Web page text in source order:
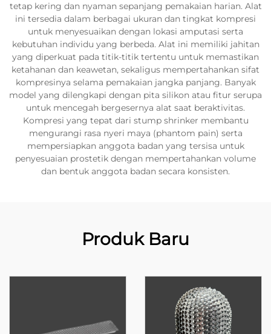
tetap kering dan nyaman sepanjang pemakaian harian. Alat
ini tersedia dalam berbagai ukuran dan tingkat kompresi
untuk menyesuaikan dengan lokasi amputasi serta
kebutuhan individu yang berbeda. Alat ini memiliki jahitan
yang diperkuat pada titik-titik tertentu untuk memastikan
ketahanan dan keawetan, sekaligus mempertahankan sifat
kompresinya selama pemakaian jangka panjang. Banyak
model yang dilengkapi dengan pita silikon atau fitur serupa
untuk mencegah bergesernya alat saat beraktivitas.
Kompresi yang tepat dari stump shrinker membantu
mengurangi rasa nyeri maya (phantom pain) serta
mempersiapkan anggota badan yang tersisa untuk
penyesuaian prostetik dengan mempertahankan volume
dan bentuk anggota badan secara konsisten.
Produk Baru